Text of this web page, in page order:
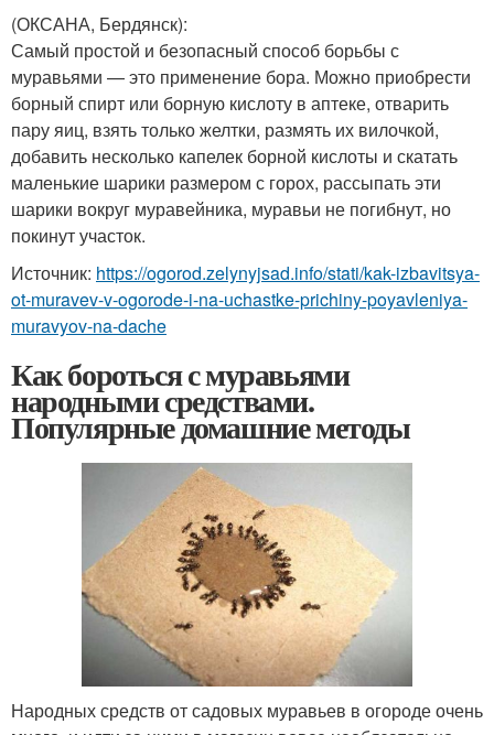
(ОКСАНА, Бердянск):
Самый простой и безопасный способ борьбы с
муравьями — это применение бора. Можно приобрести
борный спирт или борную кислоту в аптеке, отварить
пару яиц, взять только желтки, размять их вилочкой,
добавить несколько капелек борной кислоты и скатать
маленькие шарики размером с горох, рассыпать эти
шарики вокруг муравейника, муравьи не погибнут, но
покинут участок.
Источник: https://ogorod.zelynyjsad.info/stati/kak-izbavitsya-
ot-muravev-v-ogorode-i-na-uchastke-prichiny-poyavleniya-
muravyov-na-dache
Как бороться с муравьями
народными средствами.
Популярные домашние методы
Народных средств от садовых муравьев в огороде очень